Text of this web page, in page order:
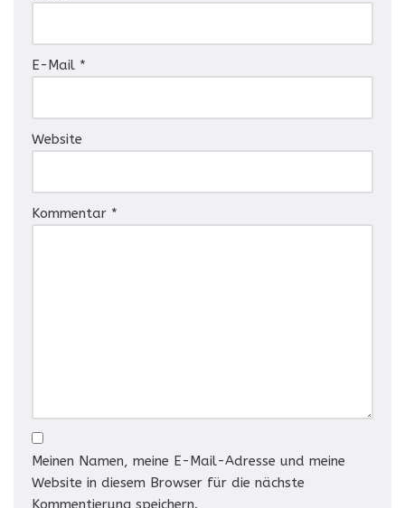
E-Mail *
Website
Kommentar *
Meinen Namen, meine E-Mail-Adresse und meine
Website in diesem Browser für die nächste
Kommentierung speichern.